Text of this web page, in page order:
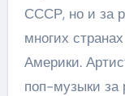
СССР, но и за
многих
Америки.
поп-музыки за